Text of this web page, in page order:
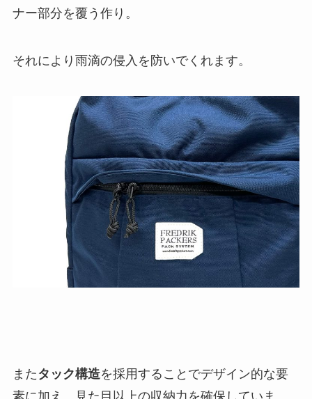
ナー部分を覆う作り。
それにより雨滴の侵入を防いでくれます。
また タック構造を採用することでデザイン的な要
素に加え、見た目以上の収納力を確保していま